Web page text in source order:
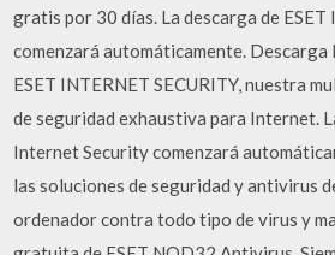
gratis por 30 días. La descarga de
comenzará automáticamente. Descarga
ESET INTERNET SECURITY, nuestra
de seguridad exhaustiva para Internet.
Internet Security comenzará
las soluciones de seguridad y antivirus
ordenador contra todo tipo de virus y